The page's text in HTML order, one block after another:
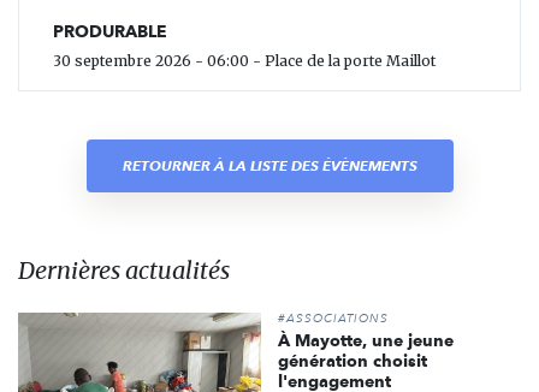
PRODURABLE
30 septembre 2026 - 06:00 - Place de la porte Maillot
RETOURNER À LA LISTE DES ÉVÈNEMENTS
Dernières actualités
#ASSOCIATIONS
À Mayotte, une jeune
génération choisit
l'engagement